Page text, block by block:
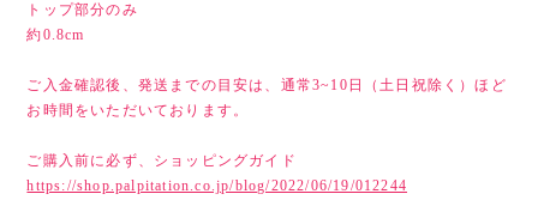
トップ部分のみ
約0.8cm
ご入金確認後、発送までの目安は、通常3~10日（土日祝除く）ほど
お時間をいただいております。
ご購入前に必ず、ショッピングガイド
https://shop.palpitation.co.jp/blog/2022/06/19/012244